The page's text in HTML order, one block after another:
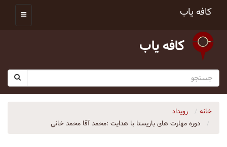
کافه یاب
کافه یاب
خانه
رویداد
دوره مهارت های باریستا با هدایت :محمد آقا محمد خانی